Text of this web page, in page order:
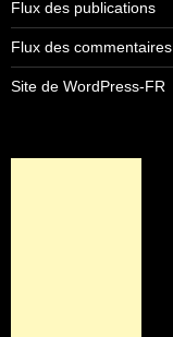
Flux des publications
Flux des commentaires
Site de WordPress-FR